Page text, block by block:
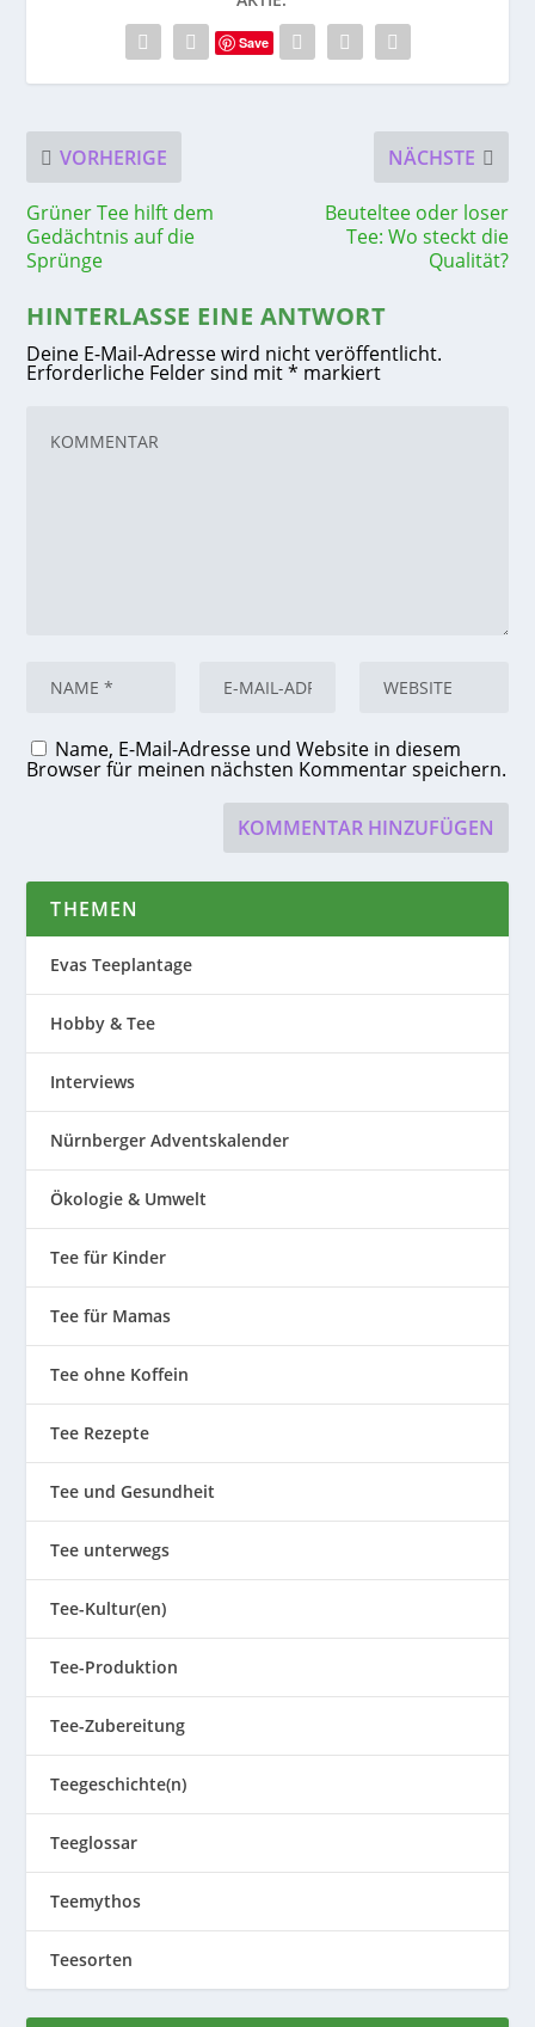
Save
VORHERIGE
Grüner Tee hilft dem
Gedächtnis auf die
Sprünge
NÄCHSTE
Beuteltee oder loser
Tee: Wo steckt die
Qualität?
HINTERLASSE EINE ANTWORT
Deine E-Mail-Adresse wird nicht veröffentlicht.
Erforderliche Felder sind mit* markiert
Name, E-Mail-Adresse und Website in diesem
Browser für meinen nächsten Kommentar speichern.
THEMEN
Evas Teeplantage
Hobby & Tee
Interviews
Nürnberger Adventskalender
Ökologie & Umwelt
Tee für Kinder
Tee für Mamas
Tee ohne Koffein
Tee Rezepte
Tee und Gesundheit
Tee unterwegs
Tee-Kultur(en)
Tee-Produktion
Tee-Zubereitung
Teegeschichte(n)
Teeglossar
Teemythos
Teesorten